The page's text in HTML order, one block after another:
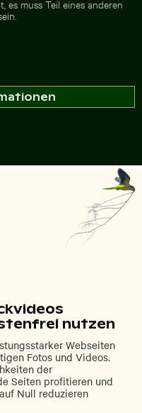
es muss Teil eines anderen
nutzen
Webseiten
Fotos und Videos.
der
Seiten profitieren und
Null reduzieren